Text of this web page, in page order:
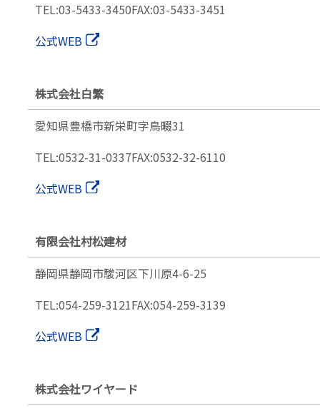
TEL:03-5433-3450FAX:03-5433-3451
公式WEB
株式会社白繁
愛知県豊橋市新栄町字鳥畷31
TEL:0532-31-0337FAX:0532-32-6110
公式WEB
有限会社村松建材
静岡県静岡市駿河区下川原4-6-25
TEL:054-259-3121FAX:054-259-3139
公式WEB
株式会社ワイヤード